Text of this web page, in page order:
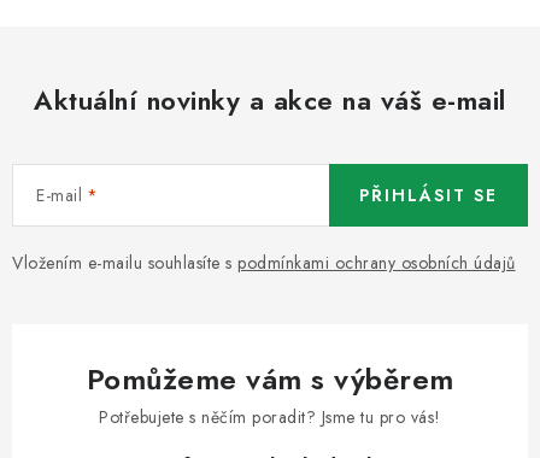
Aktuální novinky a akce na váš e-mail
E-mail
Vložením e-mailu souhlasíte s podmínkami ochrany osobních údajů
PŘIHLÁSIT SE
Pomůžeme vám s výběrem
Potřebujete s něčím poradit? Jsme tu pro vás!